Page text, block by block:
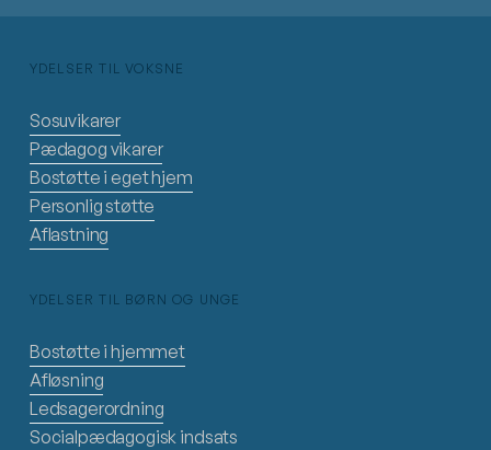
YDELSER TIL VOKSNE
Sosuvikarer
Pædagog vikarer
Bostøtte i eget hjem
Personlig støtte
Aflastning
YDELSER TIL BØRN OG UNGE
Bostøtte i hjemmet
Afløsning
Ledsagerordning
Socialpædagogisk indsats